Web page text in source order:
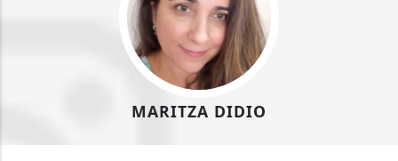
MARITZA DIDIO